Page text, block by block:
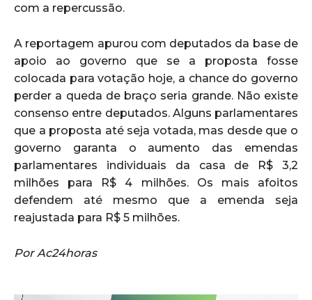
com a repercussão.
A reportagem apurou com deputados da base de
apoio ao governo que se a proposta fosse
colocada para votação hoje, a chance do governo
perder a queda de braço seria grande. Não existe
consenso entre deputados. Alguns parlamentares
que a proposta até seja votada, mas desde que o
governo garanta o aumento das emendas
parlamentares individuais da casa de R$ 3,2
milhões para R$ 4 milhões. Os mais afoitos
defendem até mesmo que a emenda seja
reajustada para R$ 5 milhões.
Por Ac24horas